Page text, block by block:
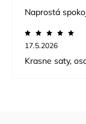
Naprostá
17.5.2026
Krasne saty,